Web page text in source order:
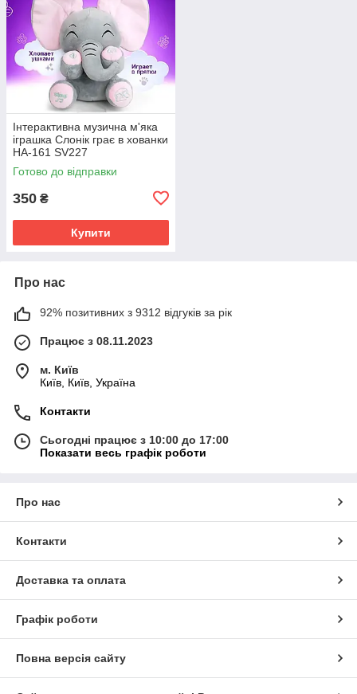
Інтерактивна музична м'яка
іграшка Слонік грає в хованки
HA-161 SV227
Готово до відправки
350 ₴
Купити
Про нас
92% позитивних з 9312 відгуків за рік
Працює з 08.11.2023
м. Київ
Київ, Київ, Україна
Контакти
Сьогодні працює з 10:00 до 17:00
Показати весь графік роботи
Про нас
Контакти
Доставка та оплата
Графік роботи
Повна версія сайту